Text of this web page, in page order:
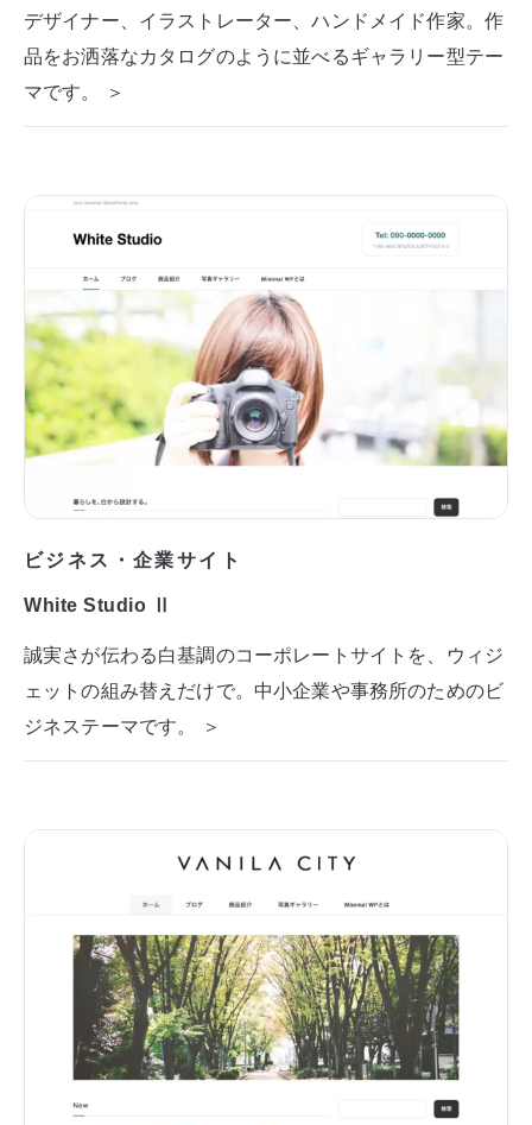
デザイナー、イラストレーター、ハンドメイド作家。作
品をお洒落なカタログのように並べるギャラリー型テー
マです。 ＞
ビジネス・企業サイト
White Studio Ⅱ
誠実さが伝わる白基調のコーポレートサイトを、ウィジ
ェットの組み替えだけで。中小企業や事務所のためのビ
ジネステーマです。 ＞